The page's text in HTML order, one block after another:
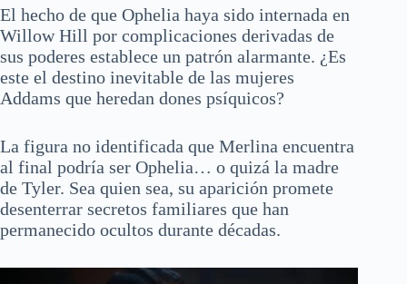
El hecho de que Ophelia haya sido internada en
Willow Hill por complicaciones derivadas de
sus poderes establece un patrón alarmante. ¿Es
este el destino inevitable de las mujeres
Addams que heredan dones psíquicos?
La figura no identificada que Merlina encuentra
al final podría ser Ophelia… o quizá la madre
de Tyler. Sea quien sea, su aparición promete
desenterrar secretos familiares que han
permanecido ocultos durante décadas.